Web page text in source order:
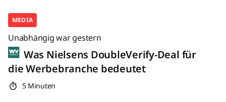
MEDIA
Unabhängig war gestern
Was Nielsens DoubleVerify-Deal für
die Werbebranche bedeutet
5 Minuten